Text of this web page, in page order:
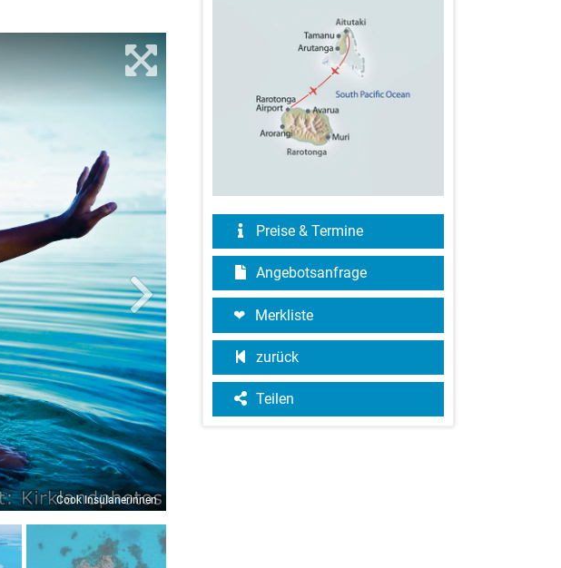
Preise & Termine
Angebotsanfrage
Merkliste
zurück
Teilen
Cook Insulanerinnen